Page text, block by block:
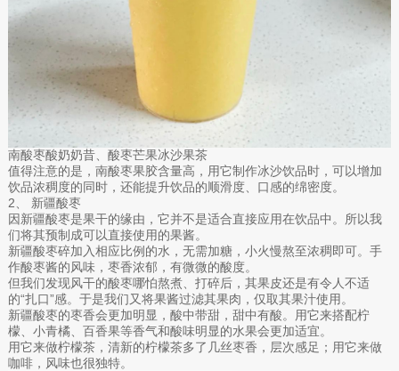
南酸枣酸奶奶昔、酸枣芒果冰沙果茶
值得注意的是，南酸枣果胶含量高，用它制作冰沙饮品时，可以增加
饮品浓稠度的同时，还能提升饮品的顺滑度、口感的绵密度。
2、 新疆酸枣
因新疆酸枣是果干的缘由，它并不是适合直接应用在饮品中。所以我
们将其预制成可以直接使用的果酱。
新疆酸枣碎加入相应比例的水，无需加糖，小火慢熬至浓稠即可。手
作酸枣酱的风味，枣香浓郁，有微微的酸度。
但我们发现风干的酸枣哪怕熬煮、打碎后，其果皮还是有令人不适
的“扎口”感。于是我们又将果酱过滤其果肉，仅取其果汁使用。
新疆酸枣的枣香会更加明显，酸中带甜，甜中有酸。用它来搭配柠
檬、小青橘、百香果等香气和酸味明显的水果会更加适宜。
用它来做柠檬茶，清新的柠檬茶多了几丝枣香，层次感足；用它来做
咖啡，风味也很独特。